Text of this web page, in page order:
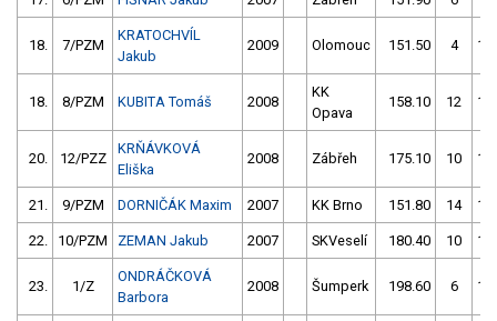
18. 7/PZM
KRATOCHVÍL
Jakub
2009 Olomouc 151.50 4
18. 8/PZM KUBITA Tomáš 2008
KK
Opava
158.10 12
20. 12/PZZ
KRŇÁVKOVÁ
Eliška
2008 Zábřeh 175.10 10
21. 9/PZM DORNIČÁK Maxim 2007 KK Brno 151.80 14
22. 10/PZM ZEMAN Jakub 2007 SKVeselí 180.40 10
23. 1/Z
ONDRÁČKOVÁ
Barbora
2008 Šumperk 198.60 6